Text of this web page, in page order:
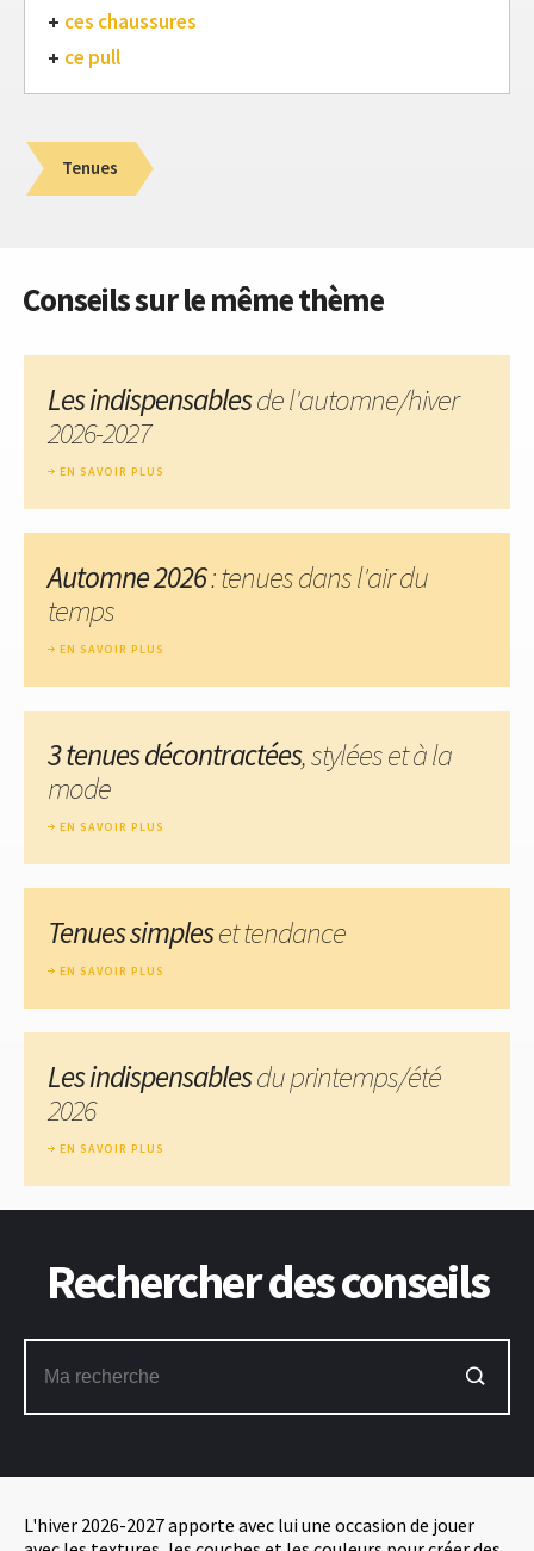
ces chaussures
ce pull
Tenues
L'hiver 2026-2027 apporte avec lui une occasion de jouer
Conseils sur le même thème
Les indispensablesde l'automne/hiver
2026-2027
EN SAVOIR PLUS
Automne 2026: tenues dans l'air du
temps
EN SAVOIR PLUS
3 tenues décontractées, stylées et à la
mode
EN SAVOIR PLUS
Tenues simpleset tendance
EN SAVOIR PLUS
Les indispensablesdu printemps/été
2026
EN SAVOIR PLUS
Rechercher des conseils